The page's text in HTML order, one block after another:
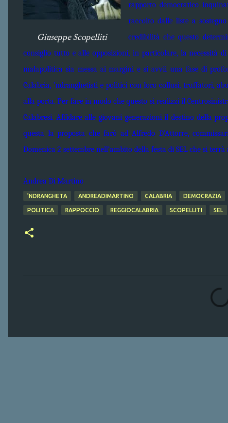
Giuseppe Scopelliti
rapporto democratico
raccolto dalle liste a
credibilità che questo
consiglio tutto e alle opposizioni, in particolare, la necessità
malapolitica sia messa ai margini e si avvii una fase di
Calabria, ’ndranghetisti e politici con loro collusi, truffatori,
alla porta. Per fare in modo che questo si realizzi il
Calabresi. Affidare alle giovani generazioni il destino della
questa la proposta che farò ad Alfredo D’Attorre,
Domenica 2 settembre nell’ambito della festa di SEL che si terrà
Andrea Di Martino
'NDRANGHETA ANDREADIMARTINO CALABRIA DEMOCRAZIA
POLITICA RAPPOCCIO REGGIOCALABRIA SCOPELLITI SEL